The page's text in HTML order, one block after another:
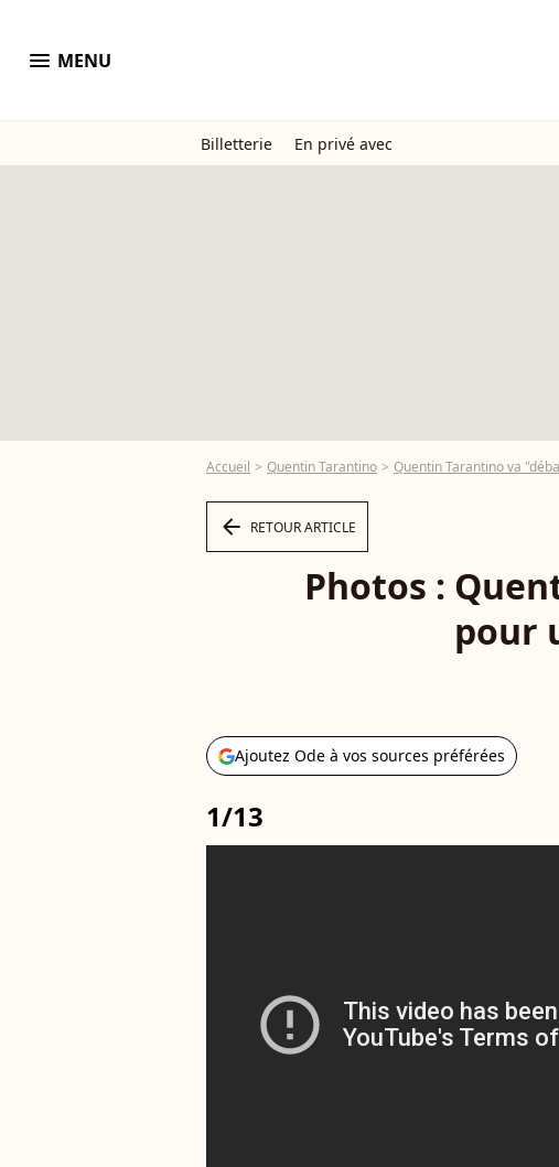
menu MENU
Billetterie En privé avec
Accueil Quentin Tarantino Quentin Tarantino va
arrow_left RETOUR ARTICLE
Photos :
pour
Ajoutez Ode à vos sources préférées
1/13